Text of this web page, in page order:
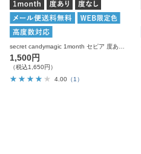
1,500円
（税込1,650円）
4.00 （1）